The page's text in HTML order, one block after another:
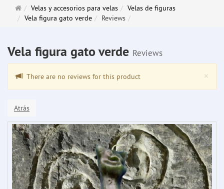
Página
de
Velas y accesorios para velas
Velas de figuras
Vela figura gato verde
Reviews
Vela figura gato verde Reviews
×
There are no reviews for this product
Atrás